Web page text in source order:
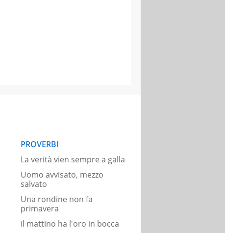
PROVERBI
La verità vien sempre a galla
Uomo avvisato, mezzo
salvato
Una rondine non fa
primavera
Il mattino ha l'oro in bocca